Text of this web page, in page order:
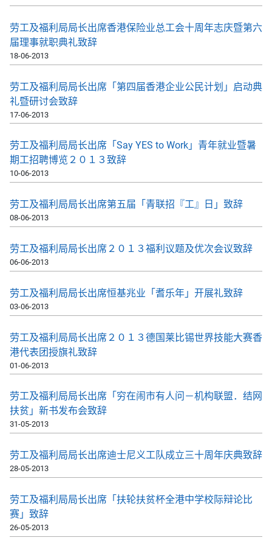
劳工及福利局局长出席香港保险业总工会十周年志庆暨第六
届理事就职典礼致辞
18-06-2013
劳工及福利局局长出席「第四届香港企业公民计划」启动典
礼暨研讨会致辞
17-06-2013
劳工及福利局局长出席「Say YES to Work」青年就业暨暑
期工招聘博览２０１３致辞
10-06-2013
劳工及福利局局长出席第五届「青联招『工』日」致辞
08-06-2013
劳工及福利局局长出席２０１３福利议题及优次会议致辞
06-06-2013
劳工及福利局局长出席恒基兆业「耆乐年」开展礼致辞
03-06-2013
劳工及福利局局长出席２０１３德国莱比锡世界技能大赛香
港代表团授旗礼致辞
01-06-2013
劳工及福利局局长出席「穷在闹市有人问－机构联盟．结网
扶贫」新书发布会致辞
31-05-2013
劳工及福利局局长出席迪士尼义工队成立三十周年庆典致辞
28-05-2013
劳工及福利局局长出席「扶轮扶贫杯全港中学校际辩论比
赛」致辞
26-05-2013